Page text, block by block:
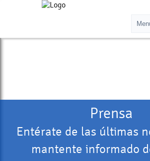
Prensa
Entérate de las últimas
mantente informado